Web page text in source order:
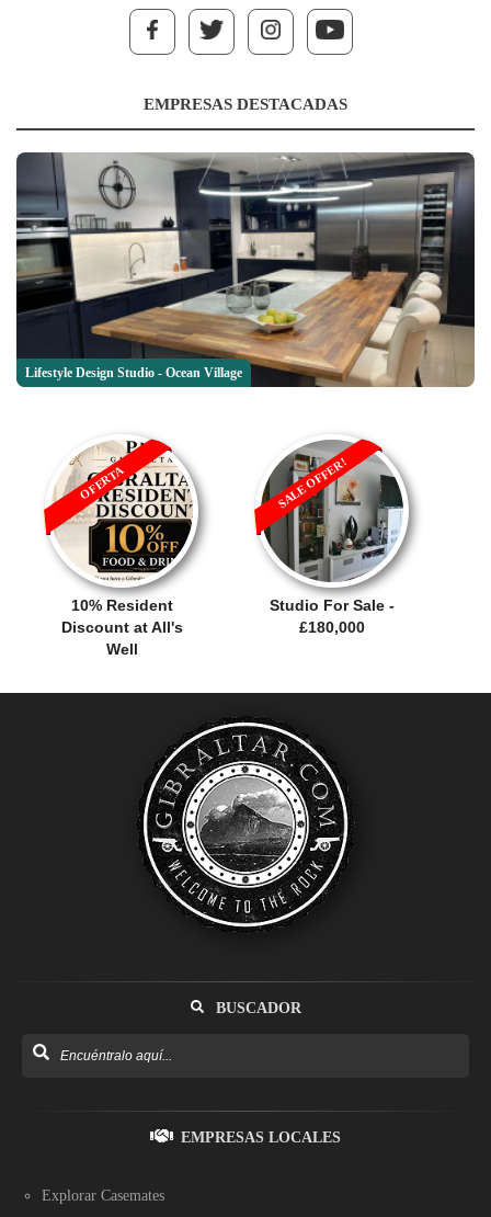
EMPRESAS DESTACADAS
Lifestyle Design Studio - Ocean Village
10% Resident
Discount at All's
Well
OFERTA
Studio For Sale -
£180,000
SALE OFFER!
BUSCADOR
EMPRESAS LOCALES
Explorar Casemates